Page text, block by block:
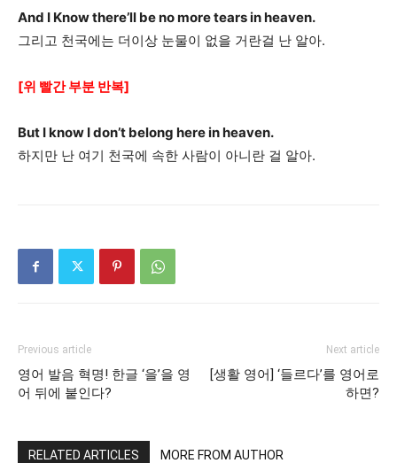
And I Know there’ll be no more tears in heaven.
그리고 천국에는 더이상 눈물이 없을 거란걸 난 알아.
[위 빨간 부분 반복]
But I know I don’t belong here in heaven.
하지만 난 여기 천국에 속한 사람이 아니란 걸 알아.
Previous article
영어 발음 혁명! 한글 ‘을’을 영
어 뒤에 붙인다?
Next article
[생활 영어] ‘들르다’를 영어로
하면?
RELATED ARTICLES MORE FROM AUTHOR